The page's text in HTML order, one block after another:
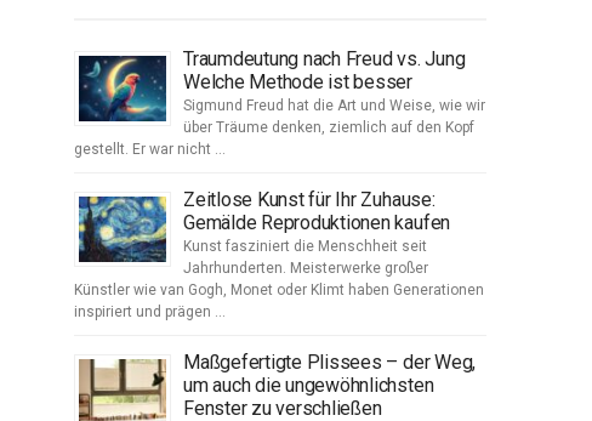
Traumdeutung nach Freud vs. Jung
Welche Methode ist besser
Sigmund Freud hat die Art und Weise, wie wir
über Träume denken, ziemlich auf den Kopf
gestellt. Er war nicht …
Zeitlose Kunst für Ihr Zuhause:
Gemälde Reproduktionen kaufen
Kunst fasziniert die Menschheit seit
Jahrhunderten. Meisterwerke großer
Künstler wie van Gogh, Monet oder Klimt haben Generationen
inspiriert und prägen …
Maßgefertigte Plissees – der Weg,
um auch die ungewöhnlichsten
Fenster zu verschließen